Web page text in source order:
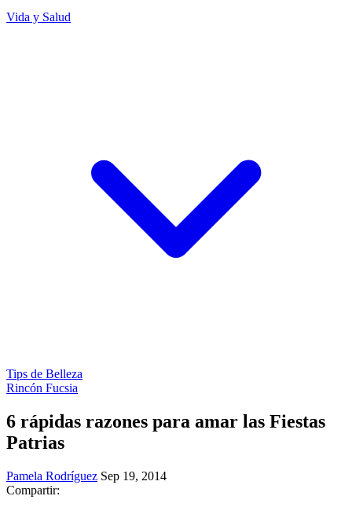
Vida y Salud
Tips de Belleza
Rincón Fucsia
6 rápidas razones para amar las Fiestas
Patrias
Pamela Rodríguez Sep 19, 2014
Compartir: